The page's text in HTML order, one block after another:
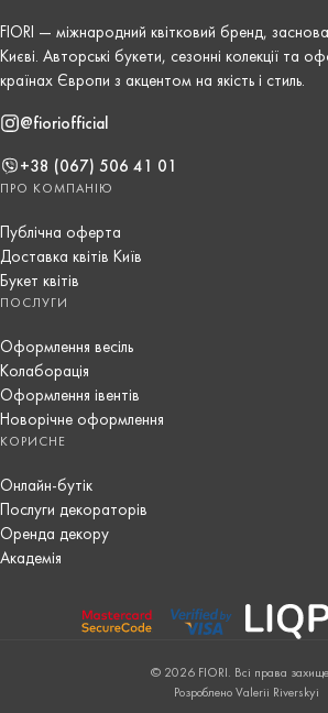
FIORI — міжнародний квітковий бренд,
Києві. Авторські букети, сезонні колекції та
країнах Європи з акцентом на якість і стиль.
@fioriofficial
+38 (067) 506 41 01
ПРО КОМПАНІЮ
Публічна оферта
Доставка квітів Київ
Букет квітів
ПОСЛУГИ
Оформлення весіль
Колаборація
Оформлення івентів
Новорічне оформлення
КОРИСНЕ
Онлайн-бутік
Послуги декораторів
Оренда декору
Академія
© 2026 FIORI. Всі права
Розроблено Valerii Riverskyi